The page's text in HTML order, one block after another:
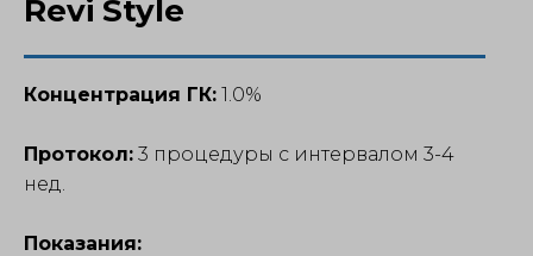
Revi Style
Концентрация ГК: 1.0%
Протокол: 3 процедуры с интервалом 3-4
нед.
Показания: